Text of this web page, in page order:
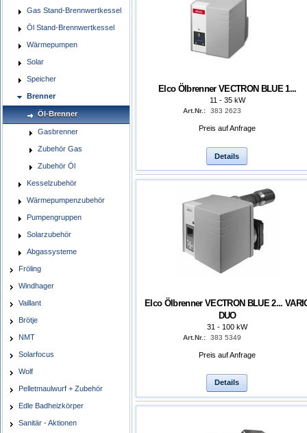
Gas Stand-Brennwertkessel
Öl Stand-Brennwertkessel
Wärmepumpen
Solar
Speicher
Brenner
Öl-Brenner
Gasbrenner
Zubehör Gas
Zubehör Öl
Kesselzubehör
Wärmepumpenzubehör
Pumpengruppen
Solarzubehör
Abgassysteme
Fröling
Windhager
Vaillant
Brötje
NMT
Solarfocus
Wolf
Pelletmaulwurf + Zubehör
Edle Badheizkörper
Sanitär - Aktionen
Elco Ölbrenner VECTRON BLUE 1...
11 - 35 kW
Art.Nr.: 383 2623
Preis auf Anfrage
Details
Elco Ölbrenner VECTRON BLUE 2...
DUO
31 - 100 kW
Art.Nr.: 383 5349
Preis auf Anfrage
Details